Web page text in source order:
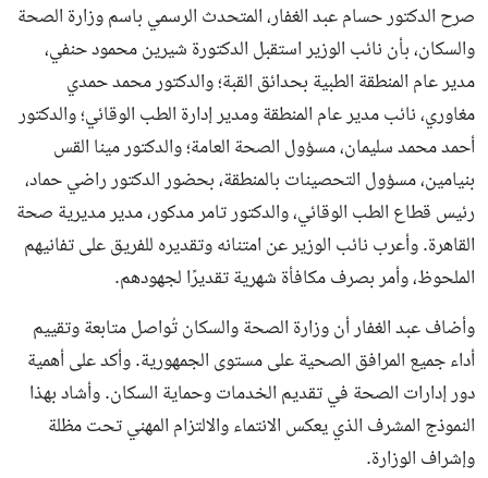
صرح الدكتور حسام عبد الغفار، المتحدث الرسمي باسم وزارة الصحة
والسكان، بأن نائب الوزير استقبل الدكتورة شيرين محمود حنفي،
مدير عام المنطقة الطبية بحدائق القبة؛ والدكتور محمد حمدي
مغاوري، نائب مدير عام المنطقة ومدير إدارة الطب الوقائي؛ والدكتور
أحمد محمد سليمان، مسؤول الصحة العامة؛ والدكتور مينا القس
بنيامين، مسؤول التحصينات بالمنطقة، بحضور الدكتور راضي حماد،
رئيس قطاع الطب الوقائي، والدكتور تامر مدكور، مدير مديرية صحة
القاهرة. وأعرب نائب الوزير عن امتنانه وتقديره للفريق على تفانيهم
الملحوظ، وأمر بصرف مكافأة شهرية تقديرًا لجهودهم.
وأضاف عبد الغفار أن وزارة الصحة والسكان تُواصل متابعة وتقييم
أداء جميع المرافق الصحية على مستوى الجمهورية. وأكد على أهمية
دور إدارات الصحة في تقديم الخدمات وحماية السكان. وأشاد بهذا
النموذج المشرف الذي يعكس الانتماء والالتزام المهني تحت مظلة
وإشراف الوزارة.